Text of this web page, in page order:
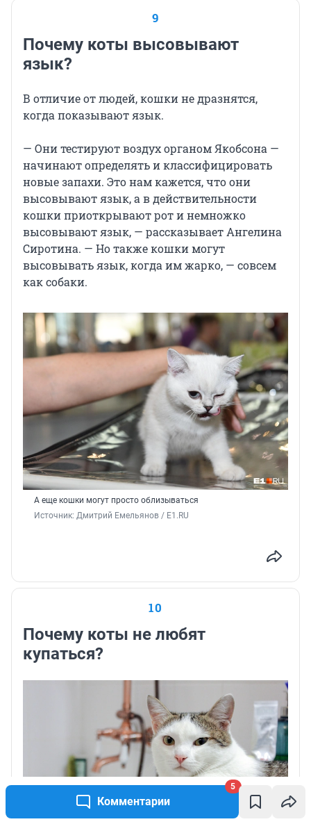
Комментарии
5
9
Почему коты высовывают
язык?
В отличие от людей, кошки не дразнятся,
когда показывают язык.
— Они тестируют воздух органом Якобсона —
начинают определять и классифицировать
новые запахи. Это нам кажется, что они
высовывают язык, а в действительности
кошки приоткрывают рот и немножко
высовывают язык, — рассказывает Ангелина
Сиротина. — Но также кошки могут
высовывать язык, когда им жарко, — совсем
как собаки.
А еще кошки могут просто облизываться
Источник: Дмитрий Емельянов / E1.RU
10
Почему коты не любят
купаться?